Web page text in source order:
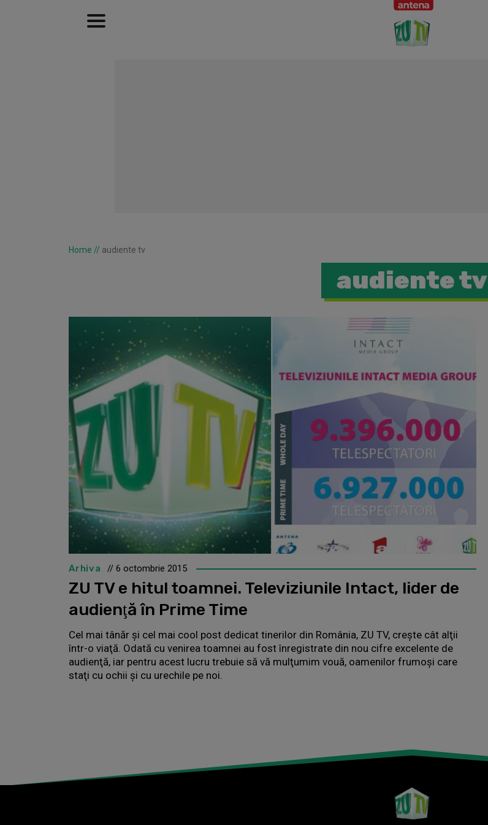
Home // audiente tv
audiente tv
Arhiva // 6 octombrie 2015
ZU TV e hitul toamnei. Televiziunile Intact, lider de
audienţă în Prime Time
Cel mai tânăr şi cel mai cool post dedicat tinerilor din România, ZU TV, creşte cât alţii
într-o viaţă. Odată cu venirea toamnei au fost înregistrate din nou cifre excelente de
audienţă, iar pentru acest lucru trebuie să vă mulţumim vouă, oamenilor frumoşi care
staţi cu ochii şi cu urechile pe noi.